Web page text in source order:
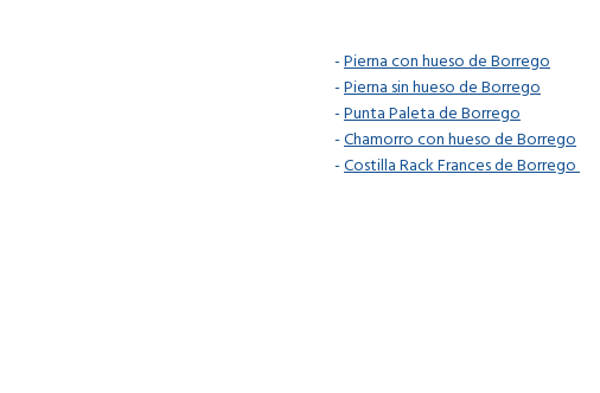
-Pierna con hueso de Borrego
-Pierna sin hueso de Borrego
-Punta Paleta de Borrego
-Chamorro con hueso de Borrego
-Costilla Rack Frances de Borrego